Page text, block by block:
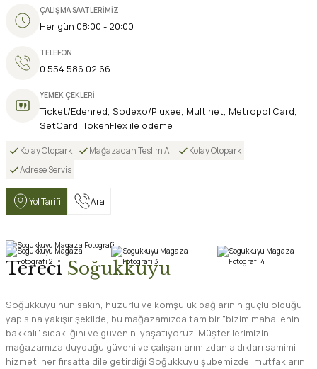
ÇALIŞMA SAATLERİMİZ
Her gün 08:00 - 20:00
TELEFON
0 554 586 02 66
YEMEK ÇEKLERİ
Ticket/Edenred, Sodexo/Pluxee, Multinet, Metropol Card,
SetCard, TokenFlex ile ödeme
Kolay Otopark Mağazadan Teslim Al
Kolay Otopark
Adrese Servis
Yol Tarifi Ara
Tereci Soğukkuyu
Soğukkuyu'nun sakin, huzurlu ve komşuluk bağlarının güçlü olduğu
yapısına yakışır şekilde, bu mağazamızda tam bir "bizim mahallenin
bakkalı" sıcaklığını ve güvenini yaşatıyoruz. Müşterilerimizin
mağazamıza duyduğu güveni ve çalışanlarımızdan aldıkları samimi
hizmeti her fırsatta dile getirdiği Soğukkuyu şubemizde, mutfakların